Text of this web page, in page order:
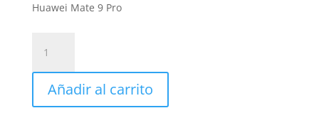
Huawei Mate 9 Pro
Pantalla
Huawei
Mate
9
Añadir al carrito